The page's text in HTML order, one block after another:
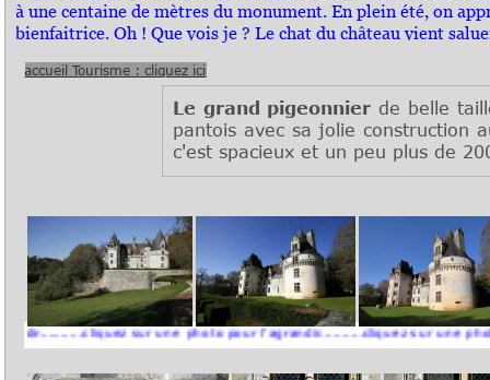
à une centaine de mètres du monument. En plein été, on
bienfaitrice. Oh ! Que vois je ? Le chat du château vient
accueil Tourisme : cliquez ici
Le grand pigeonnier de belle
pantois avec sa jolie construction
c'est spacieux et un peu plus de
sur une photo pour l'agrandir..........cliquez sur une photo